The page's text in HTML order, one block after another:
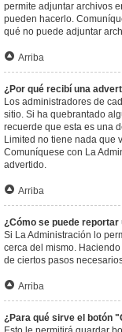
permite adjuntar archivos
pueden hacerlo.
qué no puede adjuntar
Arriba
¿Por qué recibí una
Los administradores de
sitio. Si ha quebrantado
recuerde que esta es una
Limited no tiene nada que
Comuníquese con La
advertido.
Arriba
¿Cómo se puede
Si La Administración lo
cerca del mismo.
de ciertos pasos
Arriba
¿Para qué sirve el botón